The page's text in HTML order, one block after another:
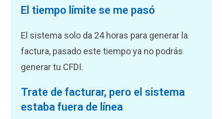
El tiempo límite se me pasó
El sistema solo da 24 horas para generar la
factura, pasado este tiempo ya no podrás
generar tu CFDI.
Trate de facturar, pero el sistema
estaba fuera de línea